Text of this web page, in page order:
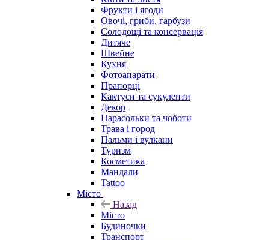
Фрукти і ягоди
Овочі, гриби, гарбузи
Солодощі та консервація
Дитяче
Швейне
Кухня
Фотоапарати
Прапорці
Кактуси та сукуленти
Декор
Парасольки та чоботи
Трава і город
Пальми і вулкани
Туризм
Косметика
Мандали
Tattoo
Місто
Назад
Місто
Будиночки
Транспорт